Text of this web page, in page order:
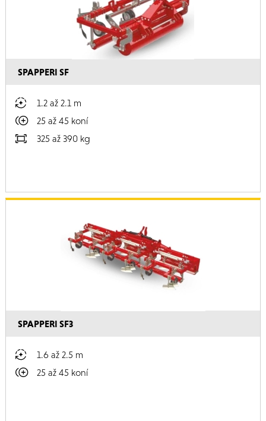
SPAPPERI SF
1.2 až 2.1 m
25 až 45 koní
325 až 390 kg
SPAPPERI SF3
1.6 až 2.5 m
25 až 45 koní